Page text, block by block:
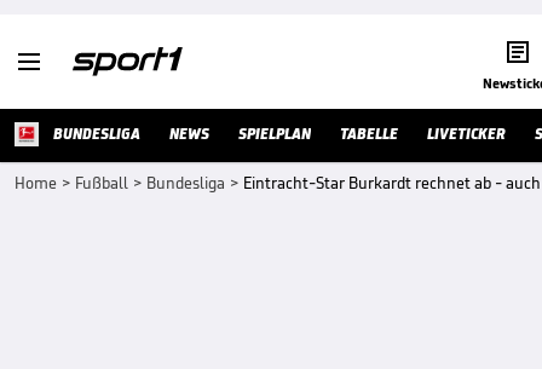
 
BUNDESLIGA NEWS SPIELPLAN TABELLE LIVETICKER
Home > Fußball > Bundesliga > Eintracht-Star Burkardt rechnet ab -